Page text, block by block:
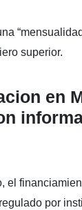
superior.
en
el
por